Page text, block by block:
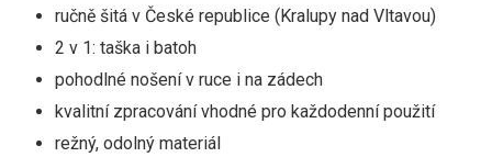
ručně šitá v České republice (Kralupy nad Vltavou)
2 v 1: taška i batoh
pohodlné nošení v ruce i na zádech
kvalitní zpracování vhodné pro každodenní použití
režný, odolný materiál